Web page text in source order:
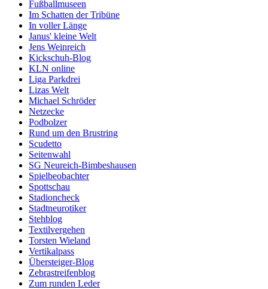
Fußballmuseen
Im Schatten der Tribüne
In voller Länge
Janus' kleine Welt
Jens Weinreich
Kickschuh-Blog
KLN online
Liga Parkdrei
Lizas Welt
Michael Schröder
Netzecke
Podbolzer
Rund um den Brustring
Scudetto
Seitenwahl
SG Neureich-Bimbeshausen
Spielbeobachter
Spottschau
Stadioncheck
Stadtneurotiker
Stehblog
Textilvergehen
Torsten Wieland
Vertikalpass
Übersteiger-Blog
Zebrastreifenblog
Zum runden Leder